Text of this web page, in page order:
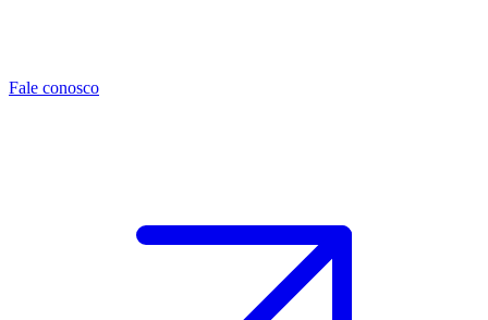
Fale conosco